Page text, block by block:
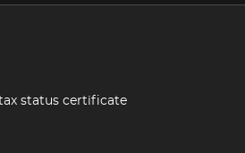
status certificate